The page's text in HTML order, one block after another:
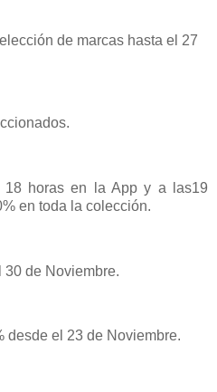
de marcas hasta el 27
18 horas en la App y a las19
en toda la colección.
de Noviembre.
desde el 23 de Noviembre.